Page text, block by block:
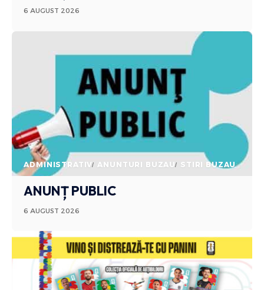
6 AUGUST 2026
ADMINISTRATIV ANUNTURI BUZAU STIRI BUZAU
ANUNȚ PUBLIC
6 AUGUST 2026